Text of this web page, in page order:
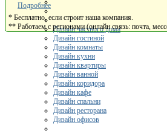
Дизайн частного дома
Дизайн гостиной
Дизайн комнаты
Дизайн кухни
Дизайн квартиры
Дизайн ванной
Дизайн коридора
Дизайн кафе
Дизайн спальни
Дизайн ресторана
Дизайн офисов
Подробнее
* Бесплатно, если строит наша компания.
** Работаем с регионами (онлайн связь: почта,